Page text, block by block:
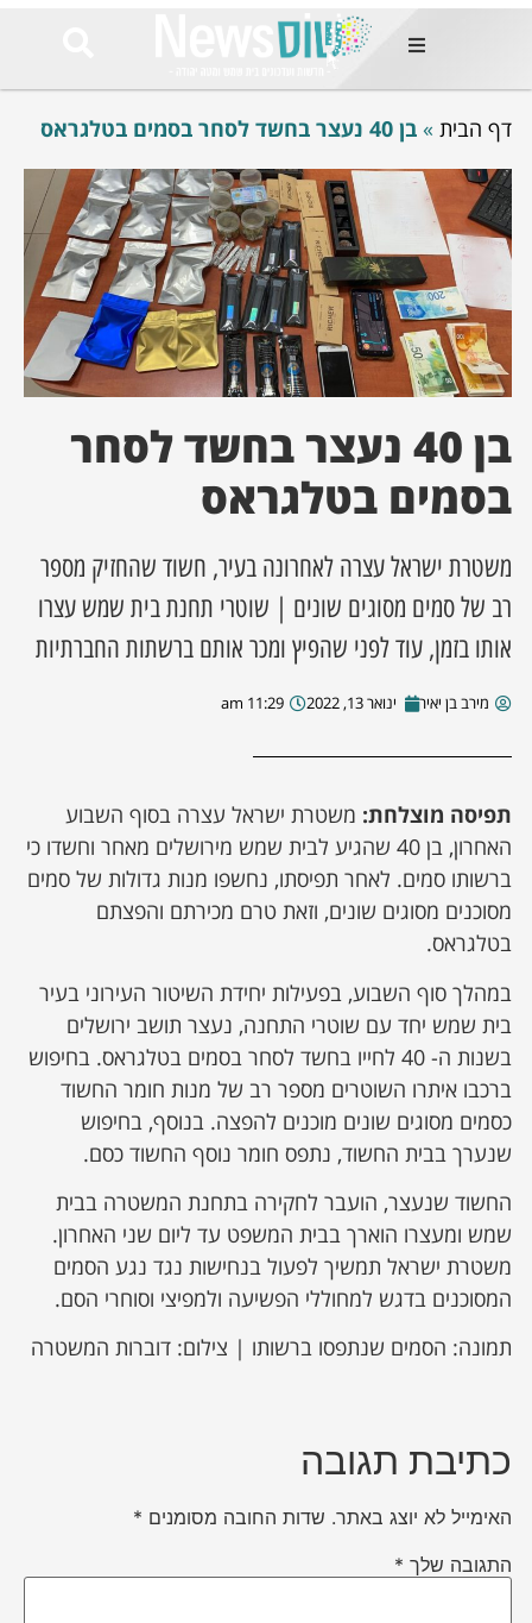
החמות
בימים
באזור
Et
odio
mauris, wisi
tortor
feugiat
ultricies
luctus, quam
mi
מסע מלחמה
השבוע
עסקים
דף הבית » בן 40 נעצר בחשד לסחר בסמים בטלגראס
בן 40 נעצר בחשד לסחר
בסמים בטלגראס
משטרת ישראל עצרה לאחרונה בעיר, חשוד שהחזיק מספר
רב של סמים מסוגים שונים | שוטרי תחנת בית שמש עצרו
אותו בזמן, עוד לפני שהפיץ ומכר אותם ברשתות החברתיות
מירב בן יאיר ינואר 13, 2022 11:29 am
תפיסה מוצלחת: משטרת ישראל עצרה בסוף השבוע
האחרון, בן 40 שהגיע לבית שמש מירושלים מאחר וחשדו כי
ברשותו סמים. לאחר תפיסתו, נחשפו מנות גדולות של סמים
מסוכנים מסוגים שונים, וזאת טרם מכירתם והפצתם
בטלגראס.
במהלך סוף השבוע, בפעילות יחידת השיטור העירוני בעיר
בית שמש יחד עם שוטרי התחנה, נעצר תושב ירושלים
בשנות ה- 40 לחייו בחשד לסחר בסמים בטלגראס. בחיפוש
ברכבו איתרו השוטרים מספר רב של מנות חומר החשוד
כסמים מסוגים שונים מוכנים להפצה. בנוסף, בחיפוש
שנערך בבית החשוד, נתפס חומר נוסף החשוד כסם.
החשוד שנעצר, הועבר לחקירה בתחנת המשטרה בבית
שמש ומעצרו הוארך בבית המשפט עד ליום שני האחרון.
משטרת ישראל תמשיך לפעול בנחישות נגד נגע הסמים
המסוכנים בדגש למחוללי הפשיעה ולמפיצי וסוחרי הסם.
תמונה: הסמים שנתפסו ברשותו | צילום: דוברות המשטרה
כתיבת תגובה
האימייל לא יוצג באתר. שדות החובה מסומנים *
התגובה שלך *